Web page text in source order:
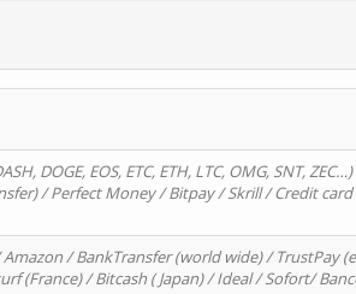
DOGE, EOS, ETC, ETH, LTC, OMG, SNT,
/ Perfect Money / Bitpay / Skrill / Credit card
/ BankTransfer (world wide) / TrustPay
(France) / Bitcash ( Japan) / Ideal / Sofort/